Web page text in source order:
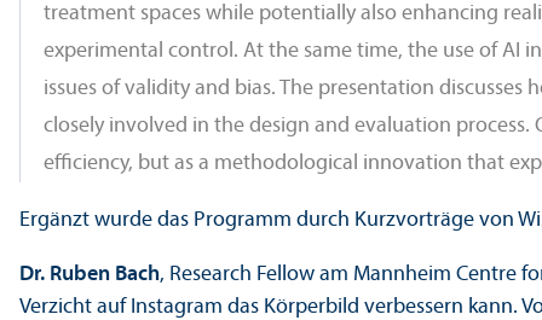
treatment spaces while potentially also enhancing
experimental control. At the same time, the use of AI
issues of validity and bias. The presentation discusses
closely involved in the design and evaluation
efficiency, but as a methodological innovation that
Ergänzt wurde das Programm durch Kurzvorträge von
Dr. Ruben Bach, Research Fellow am Mannheim Centre
Verzicht auf Instagram das Körperbild verbessern kann.